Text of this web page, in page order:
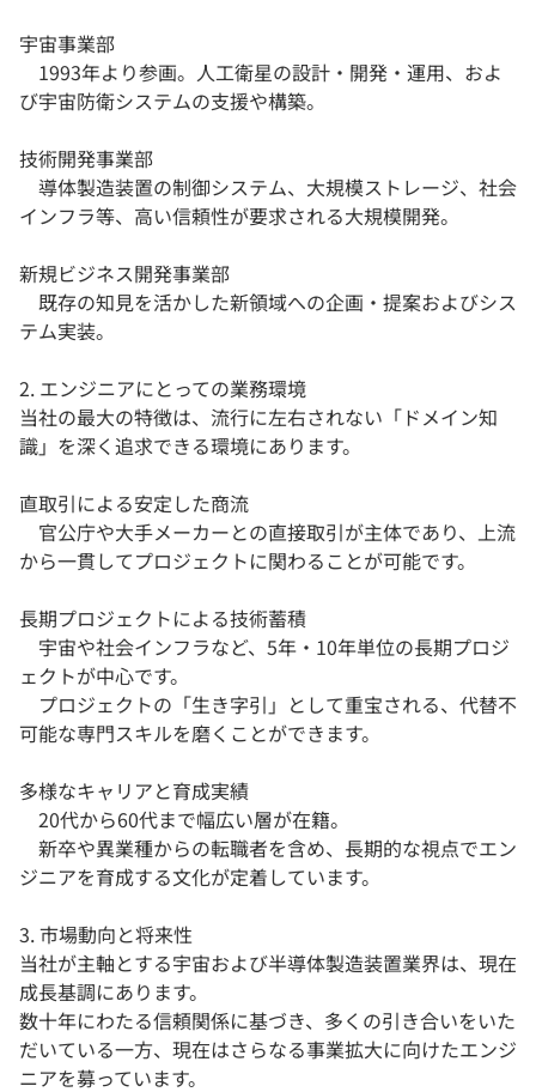
宇宙事業部
1993年より参画。人工衛星の設計・開発・運用、およ
び宇宙防衛システムの支援や構築。
技術開発事業部
導体製造装置の制御システム、大規模ストレージ、社会
インフラ等、高い信頼性が要求される大規模開発。
新規ビジネス開発事業部
既存の知見を活かした新領域への企画・提案およびシス
テム実装。
2. エンジニアにとっての業務環境
当社の最大の特徴は、流行に左右されない「ドメイン知
識」を深く追求できる環境にあります。
直取引による安定した商流
官公庁や大手メーカーとの直接取引が主体であり、上流
から一貫してプロジェクトに関わることが可能です。
長期プロジェクトによる技術蓄積
宇宙や社会インフラなど、5年・10年単位の長期プロジ
ェクトが中心です。
プロジェクトの「生き字引」として重宝される、代替不
可能な専門スキルを磨くことができます。
多様なキャリアと育成実績
20代から60代まで幅広い層が在籍。
新卒や異業種からの転職者を含め、長期的な視点でエン
ジニアを育成する文化が定着しています。
3. 市場動向と将来性
当社が主軸とする宇宙および半導体製造装置業界は、現在
成長基調にあります。
数十年にわたる信頼関係に基づき、多くの引き合いをいた
だいている一方、現在はさらなる事業拡大に向けたエンジ
ニアを募っています。